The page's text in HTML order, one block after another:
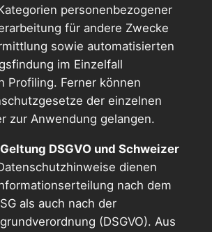
personenbezogener
für andere Zwecke
sowie automatisierten
im Einzelfall
Profiling. Ferner können
der einzelnen
zur Anwendung gelangen.
DSGVO und Schweizer
dienen
nach dem
als auch nach der
(DSGVO). Aus